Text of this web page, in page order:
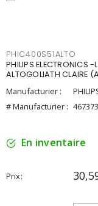
PHIC400S51ALTO
PHILIPS ELECTRONICS
ALTOGOLIATH CLAIRE
Manufacturier :
# Manufacturier : 467373
En inventaire
Prix